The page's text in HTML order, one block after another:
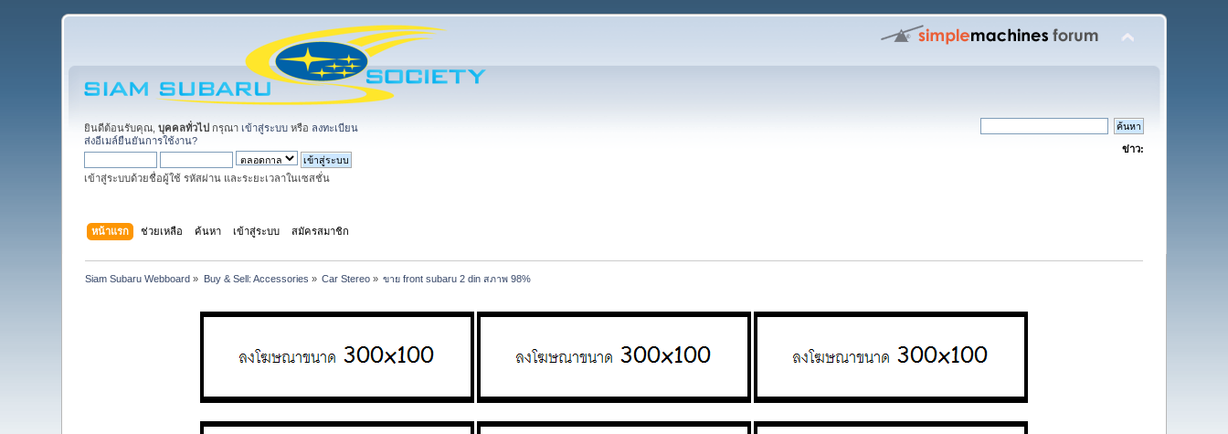
ยินดีต้อนรับคุณ,บุคคลทั่วไป กรุณา เข้าสู่ระบบ หรือ ลงทะเบียน
ส่งอีเมล์ยืนยันการใช้งาน?
เข้าสู่ระบบด้วยชื่อผู้ใช้ รหัสผ่าน และระยะเวลาในเซสชั่น
ข่าว:
หน้าแรก ช่วยเหลือ ค้นหา เข้าสู่ระบบ สมัครสมาชิก
Siam Subaru Webboard » Buy & Sell: Accessories » Car Stereo » ขาย front subaru 2 din สภาพ 98%